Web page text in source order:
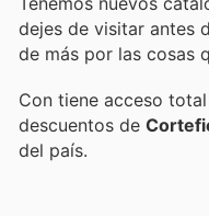
dejes de visitar antes
de más por las cosas
Con tiene acceso
descuentos de
del país.